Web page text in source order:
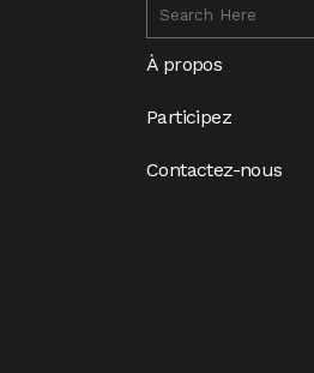
À propos
Participez
Contactez-nous